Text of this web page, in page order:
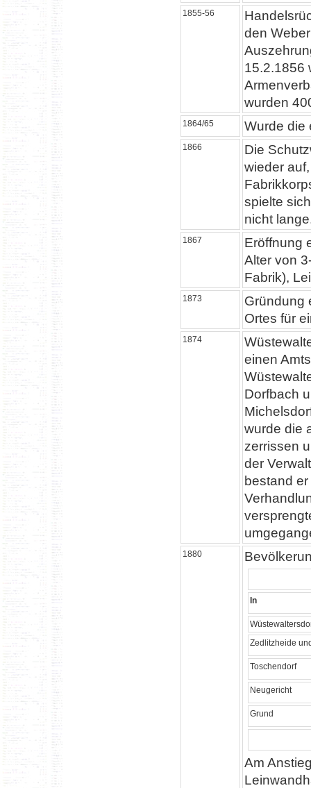
1855-56
den
15.2.1856
wurden
1864/65 Wurde die
1866
Die
wieder
spielte
nicht
1867
Eröffnung
Alter von
Fabrik),
1873
Gründung
Ortes für
1874
einen
Dorfbach
wurde die
zerrissen
der
bestand
1880
In
Zedlitzheide
Toschendorf
Neugericht
Grund
Am